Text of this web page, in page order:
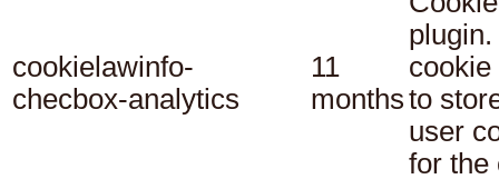
cookielawinfo-
checbox-analytics
11
months
cookie
to
user
for the